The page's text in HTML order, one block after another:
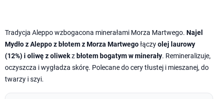
Tradycja Aleppo wzbogacona minerałami Morza Martwego. Najel
Mydło z Aleppo z błotem z Morza Martwegołączyolej laurowy
(12%) i oliwę z oliwekz błotem bogatym w minerały. Remineralizuje,
oczyszcza i wygładza skórę. Polecane do cery tłustej i mieszanej, do
twarzy i szyi.